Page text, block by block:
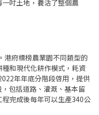
吋土地，養活了整個農
港府標榜農業園不同類型的
和現代化耕作模式，耗資
年年底分階段啓用，提供
包括道路、灌溉、基本留
完成後每年可以生產340公